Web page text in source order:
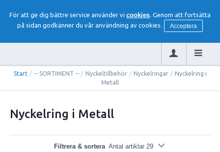
För att ge dig bättre service använder vi cookies. Genom att fortsätta
på sidan godkänner du vår användning av cookies.
Acceptera
Start / -- SORTIMENT -- / Nyckeltillbehör / Nyckelringar / Nyckelring i
Metall
Nyckelring i Metall
Filtrera & sortera Antal artiklar 29